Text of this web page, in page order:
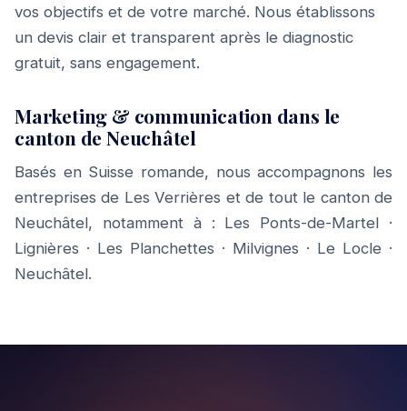
vos objectifs et de votre marché. Nous établissons
un devis clair et transparent après le diagnostic
gratuit, sans engagement.
Marketing & communication dans le
canton de Neuchâtel
Basés en Suisse romande, nous accompagnons les
entreprises de Les Verrières et de tout le canton de
Neuchâtel, notamment à : Les Ponts-de-Martel ·
Lignières · Les Planchettes · Milvignes · Le Locle ·
Neuchâtel.